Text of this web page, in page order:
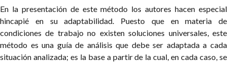
En la presentación de este método los autores hacen especial
hincapié en su adaptabilidad. Puesto que en materia de
condiciones de trabajo no existen soluciones universales, este
método es una guía de análisis que debe ser adaptada a cada
situación analizada; es la base a partir de la cual, en cada caso, se